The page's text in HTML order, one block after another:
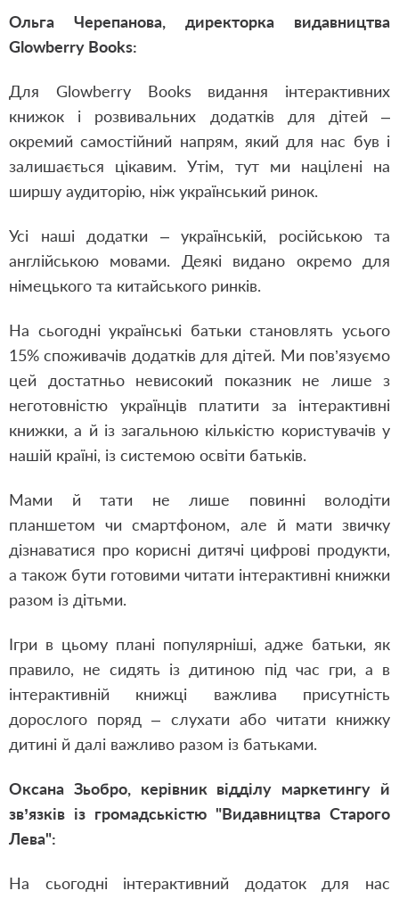
Ольга Черепанова, директорка видавництва
Glowberry Books:
Для Glowberry Books видання інтерактивних
книжок і розвивальних додатків для дітей –
окремий самостійний напрям, який для нас був і
залишається цікавим. Утім, тут ми націлені на
ширшу аудиторію, ніж український ринок.
Усі наші додатки – українській, російською та
англійською мовами. Деякі видано окремо для
німецького та китайського ринків.
На сьогодні українські батьки становлять усього
15% споживачів додатків для дітей. Ми пов’язуємо
цей достатньо невисокий показник не лише з
неготовністю українців платити за інтерактивні
книжки, а й із загальною кількістю користувачів у
нашій країні, із системою освіти батьків.
Мами й тати не лише повинні володіти
планшетом чи смартфоном, але й мати звичку
дізнаватися про корисні дитячі цифрові продукти,
а також бути готовими читати інтерактивні книжки
разом із дітьми.
Ігри в цьому плані популярніші, адже батьки, як
правило, не сидять із дитиною під час гри, а в
інтерактивній книжці важлива присутність
дорослого поряд – слухати або читати книжку
дитині й далі важливо разом із батьками.
Оксана Зьобро, керівник відділу маркетингу й
зв’язків із громадськістю "Видавництва Старого
Лева":
На сьогодні інтерактивний додаток для нас